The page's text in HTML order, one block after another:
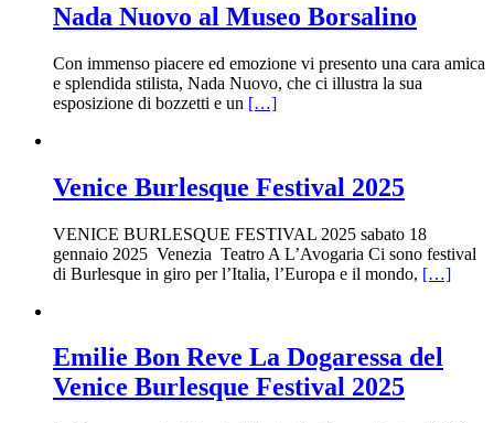
Nada Nuovo al Museo Borsalino
Con immenso piacere ed emozione vi presento una cara amica
e splendida stilista, Nada Nuovo, che ci illustra la sua
esposizione di bozzetti e un […]
Venice Burlesque Festival 2025
VENICE BURLESQUE FESTIVAL 2025 sabato 18
gennaio 2025 Venezia Teatro A L’Avogaria Ci sono festival
di Burlesque in giro per l’Italia, l’Europa e il mondo, […]
Emilie Bon Reve La Dogaressa del
Venice Burlesque Festival 2025